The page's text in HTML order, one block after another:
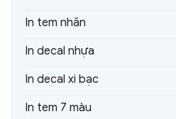
In tem nhãn
In decal nhựa
In decal xi bạc
In tem 7 màu